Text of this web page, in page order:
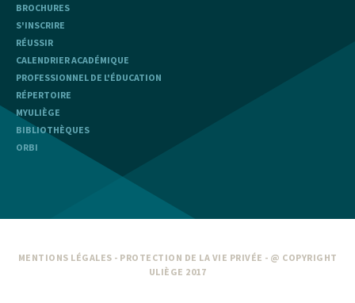
BROCHURES
S'INSCRIRE
RÉUSSIR
CALENDRIER ACADÉMIQUE
PROFESSIONNEL DE L'ÉDUCATION
RÉPERTOIRE
MYULIÈGE
BIBLIOTHÈQUES
ORBI
MENTIONS LÉGALES - PROTECTION DE LA VIE PRIVÉE - @ COPYRIGHT
ULIÈGE 2017